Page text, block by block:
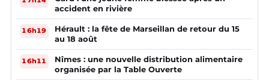
accident en rivière
16h19
Hérault : la fête de Marseillan de retour du 15
au 18 août
16h11
Nîmes : une nouvelle distribution alimentaire
organisée par la Table Ouverte